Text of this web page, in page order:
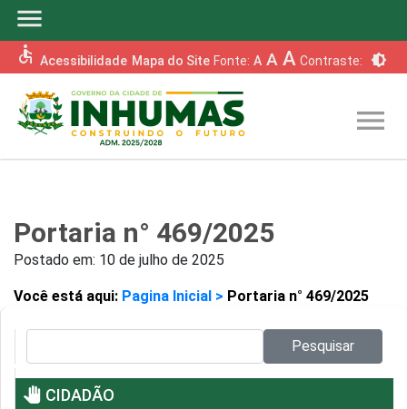
menu
accessible Acessibilidade Mapa do Site Fonte: A A A Contraste: brightness_6
menu
Portaria n° 469/2025
Postado em: 10 de julho de 2025
Você está aqui: Pagina Inicial > Portaria n° 469/2025
Pesquisar
pan_tool CIDADÃO